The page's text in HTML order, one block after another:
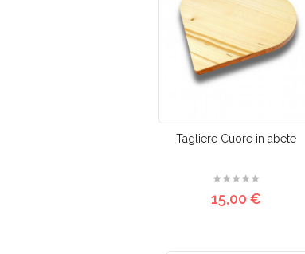
Tagliere Cuore in abete
15,00 €